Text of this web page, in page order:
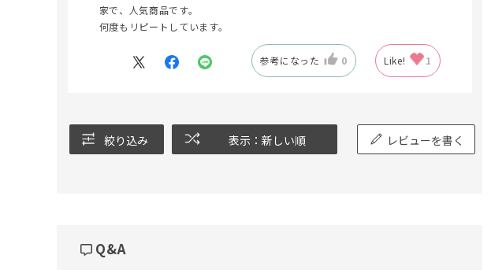
家で、人気商品です。
何度もリピートしています。
参考になった 0 Like! 1
絞り込み 表示：新しい順 レビューを書く
Q&A